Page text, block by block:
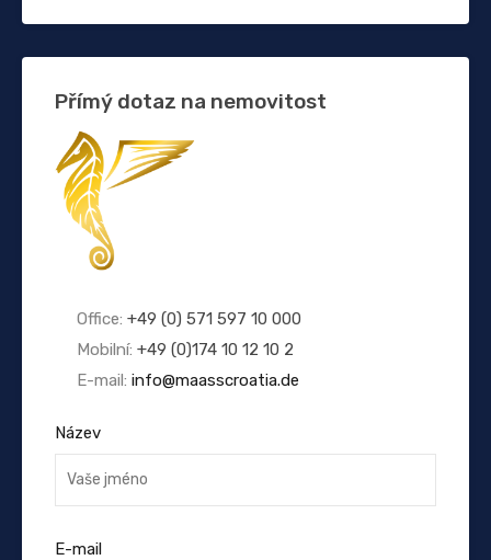
Přímý dotaz na nemovitost
Office: +49 (0) 571 597 10 000
Mobilní: +49 (0)174 10 12 10 2
E-mail: info@maasscroatia.de
Název
E-mail